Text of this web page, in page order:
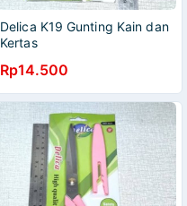
Delica K19 Gunting Kain dan
Kertas
Rp14.500